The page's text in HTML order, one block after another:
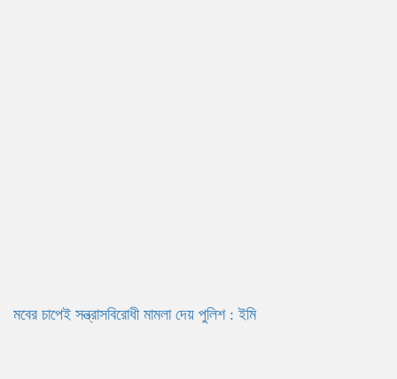
মবের চাপেই সন্ত্রাসবিরোধী মামলা দেয় পুলিশ : ইমি